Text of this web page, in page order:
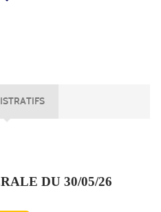
DU 30/05/26